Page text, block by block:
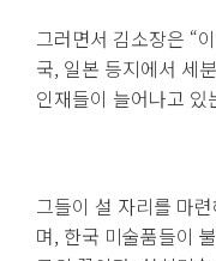
그러면서 김소장은 “
국, 일본 등지에서 세
인재들이 늘어나고 있
그들이 설 자리를 마
며, 한국 미술품들이